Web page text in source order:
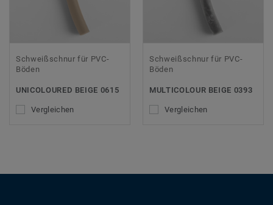
Schweißschnur für PVC-
Böden
UNICOLOURED BEIGE 0615
Vergleichen
Schweißschnur für PVC-
Böden
MULTICOLOUR BEIGE 0393
Vergleichen